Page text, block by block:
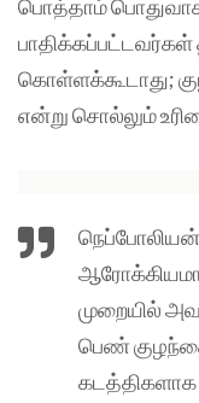
பொத்தாம் பொதுவாக
கொள்ளக்கூடாது;
என்று சொல்லும்
முறையில்
பெண்
கடத்திகளாக